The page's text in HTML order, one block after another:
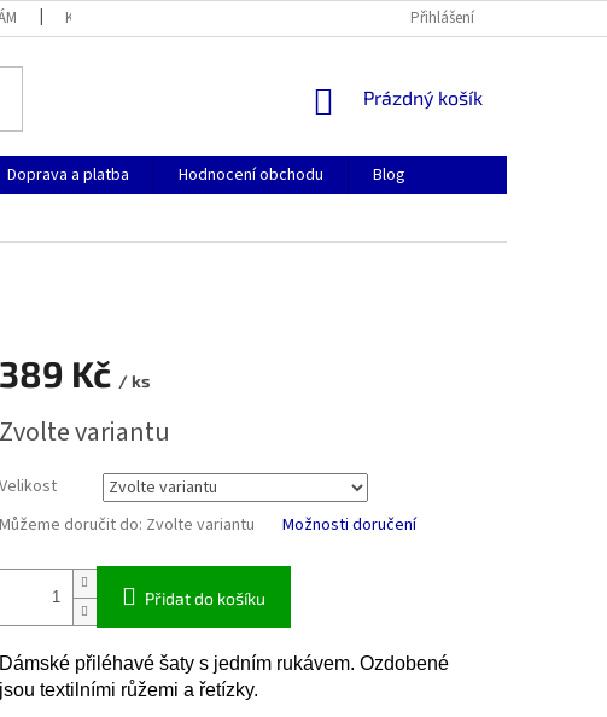
KONTAKTY GDPR COOKIES
Přihlášení
NÁKUPNÍ
Prázdný košík
Doprava a platba Hodnocení obchodu
Blog
389 Kč / ks
cena:
Zvolte variantu
Velikost
Můžeme doručit do: Zvolte variantu Možnosti doručení
Přidat do košíku
Dámské přiléhavé šaty s jedním rukávem. Ozdobené
jsou textilními růžemi a řetízky.